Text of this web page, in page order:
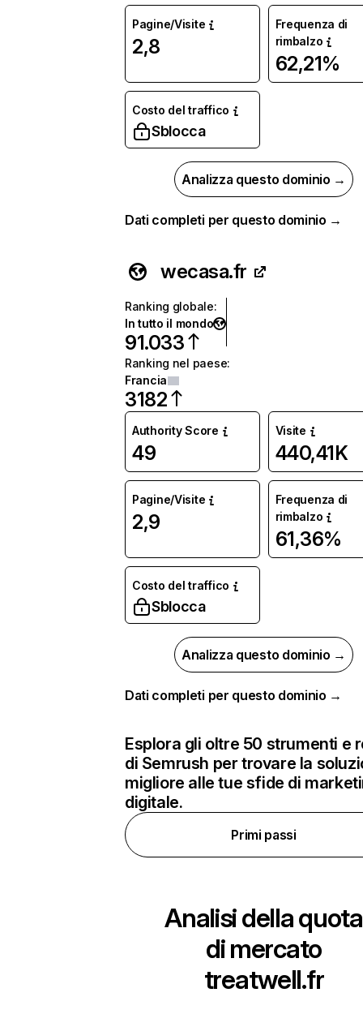
Pagine/Visite
2,8
Frequenza di
rimbalzo
62,21%
Costo del traffico
Sblocca
Analizza questo dominio →
Dati completi per questo dominio →
wecasa.fr
Ranking globale:
In tutto il mondo
91.033
Ranking nel paese:
Francia
3182
Authority Score
49
Visite
440,41K
Pagine/Visite
2,9
Frequenza di
rimbalzo
61,36%
Costo del traffico
Sblocca
Analizza questo dominio →
Dati completi per questo dominio →
Esplora gli oltre 50 strumenti e
di Semrush per trovare la
migliore alle tue sfide di
digitale.
Primi passi
Analisi della quota
di mercato
treatwell.fr